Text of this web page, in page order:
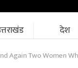
देश
Two Women Who